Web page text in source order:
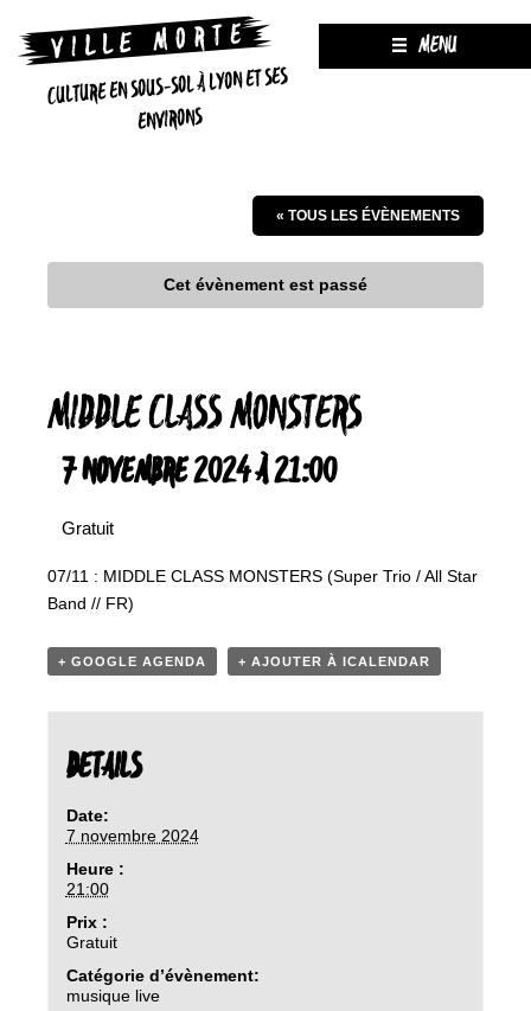
CULTURE EN SOUS-SOL À LYON ET SES
ENVIRONS
MENU
« TOUS LES ÉVÈNEMENTS
Cet évènement est passé
MIDDLE CLASS MONSTERS
7 NOVEMBRE 2024 À 21:00
Gratuit
07/11 : MIDDLE CLASS MONSTERS (Super Trio / All Star
Band // FR)
+ GOOGLE AGENDA + AJOUTER À ICALENDAR
DETAILS
Date:
7 novembre 2024
Heure :
21:00
Prix :
Gratuit
Catégorie d’évènement:
musique live